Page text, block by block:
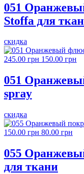
051
Stoffa для
скидка
245.00 грн 150.00 грн
051
spray
скидка
150.00 грн 80.00 грн
055
для ткани